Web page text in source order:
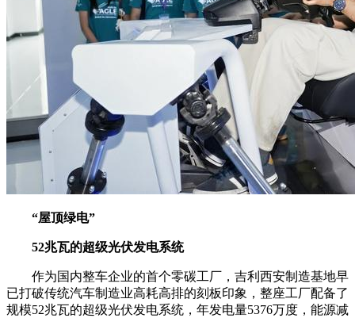
“屋顶绿电”
52兆瓦的超级光伏发电系统
作为国内整车企业的首个零碳工厂，吉利西安制造基地早
已打破传统汽车制造业高耗高排的刻板印象，整座工厂配备了
规模52兆瓦的超级光伏发电系统，年发电量5376万度，能源减